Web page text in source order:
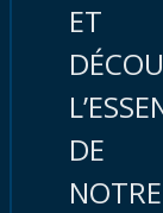
ET
DE
NOTRE